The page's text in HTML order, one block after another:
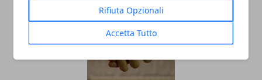
Rifiuta Opzionali
Accetta Tutto